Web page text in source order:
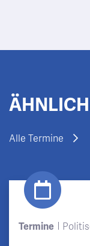
Alle Termine
Termine